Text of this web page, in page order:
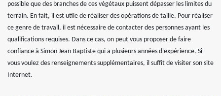
possible que des branches de ces végétaux puissent dépasser les limites du
terrain. En fait, il est utile de réaliser des opérations de taille. Pour réaliser
ce genre de travail, il est nécessaire de contacter des personnes ayant les
qualifications requises. Dans ce cas, on peut vous proposer de faire
confiance à Simon Jean Baptiste qui a plusieurs années d'expérience. Si
vous voulez des renseignements supplémentaires, il suffit de visiter son site
Internet.